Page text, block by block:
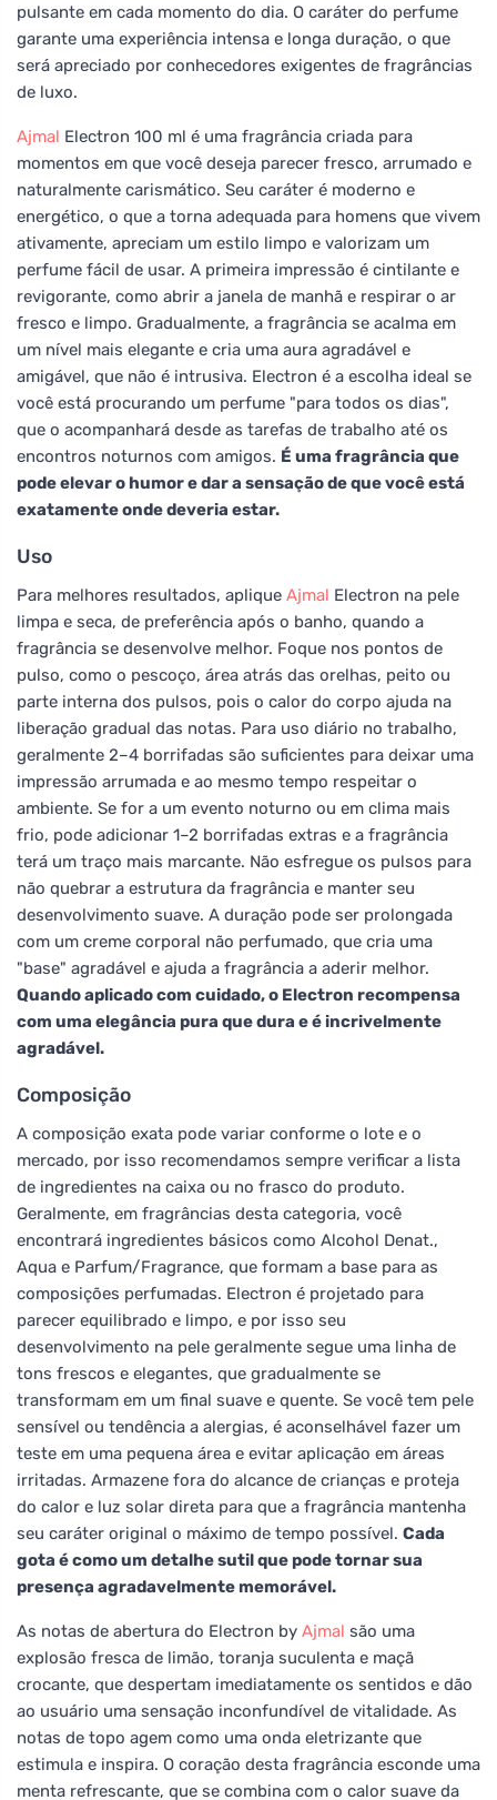
pulsante em cada momento do dia. O caráter do perfume
garante uma experiência intensa e longa duração, o que
será apreciado por conhecedores exigentes de fragrâncias
de luxo.
Ajmal Electron 100 ml é uma fragrância criada para
momentos em que você deseja parecer fresco, arrumado e
naturalmente carismático. Seu caráter é moderno e
energético, o que a torna adequada para homens que vivem
ativamente, apreciam um estilo limpo e valorizam um
perfume fácil de usar. A primeira impressão é cintilante e
revigorante, como abrir a janela de manhã e respirar o ar
fresco e limpo. Gradualmente, a fragrância se acalma em
um nível mais elegante e cria uma aura agradável e
amigável, que não é intrusiva. Electron é a escolha ideal se
você está procurando um perfume "para todos os dias",
que o acompanhará desde as tarefas de trabalho até os
encontros noturnos com amigos. É uma fragrância que
pode elevar o humor e dar a sensação de que você está
exatamente onde deveria estar.
Uso
Para melhores resultados, aplique Ajmal Electron na pele
limpa e seca, de preferência após o banho, quando a
fragrância se desenvolve melhor. Foque nos pontos de
pulso, como o pescoço, área atrás das orelhas, peito ou
parte interna dos pulsos, pois o calor do corpo ajuda na
liberação gradual das notas. Para uso diário no trabalho,
geralmente 2–4 borrifadas são suficientes para deixar uma
impressão arrumada e ao mesmo tempo respeitar o
ambiente. Se for a um evento noturno ou em clima mais
frio, pode adicionar 1–2 borrifadas extras e a fragrância
terá um traço mais marcante. Não esfregue os pulsos para
não quebrar a estrutura da fragrância e manter seu
desenvolvimento suave. A duração pode ser prolongada
com um creme corporal não perfumado, que cria uma
"base" agradável e ajuda a fragrância a aderir melhor.
Quando aplicado com cuidado, o Electron recompensa
com uma elegância pura que dura e é incrivelmente
agradável.
Composição
A composição exata pode variar conforme o lote e o
mercado, por isso recomendamos sempre verificar a lista
de ingredientes na caixa ou no frasco do produto.
Geralmente, em fragrâncias desta categoria, você
encontrará ingredientes básicos como Alcohol Denat.,
Aqua e Parfum/Fragrance, que formam a base para as
composições perfumadas. Electron é projetado para
parecer equilibrado e limpo, e por isso seu
desenvolvimento na pele geralmente segue uma linha de
tons frescos e elegantes, que gradualmente se
transformam em um final suave e quente. Se você tem pele
sensível ou tendência a alergias, é aconselhável fazer um
teste em uma pequena área e evitar aplicação em áreas
irritadas. Armazene fora do alcance de crianças e proteja
do calor e luz solar direta para que a fragrância mantenha
seu caráter original o máximo de tempo possível. Cada
gota é como um detalhe sutil que pode tornar sua
presença agradavelmente memorável.
As notas de abertura do Electron by Ajmal são uma
explosão fresca de limão, toranja suculenta e maçã
crocante, que despertam imediatamente os sentidos e dão
ao usuário uma sensação inconfundível de vitalidade. As
notas de topo agem como uma onda eletrizante que
estimula e inspira. O coração desta fragrância esconde uma
menta refrescante, que se combina com o calor suave da